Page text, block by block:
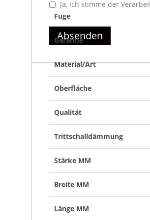
Die Klebeplanke verbindet
und jedes gewerbliche Projekt.
Fuge
Garantie
Material/Art
Oberfläche
Qualität
Trittschalldämmung
Stärke MM
Breite MM
Länge MM
Ja, ich stimme der
Absenden